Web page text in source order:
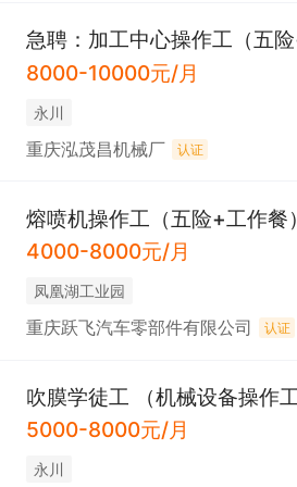
8000-10000元/月
永川
重庆泓茂昌机械厂 认证
熔喷机操作工（五险+工作餐）
4000-8000元/月
凤凰湖工业园
重庆跃飞汽车零部件有限公司 认证
5000-8000元/月
永川